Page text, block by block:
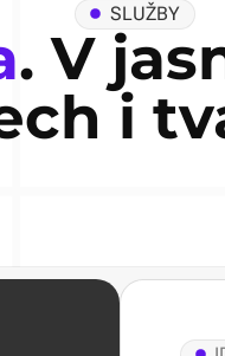
SLUŽBY
. V
i